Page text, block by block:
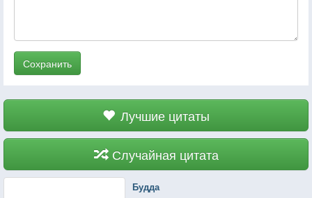
Сохранить
Лучшие цитаты
Случайная цитата
Будда